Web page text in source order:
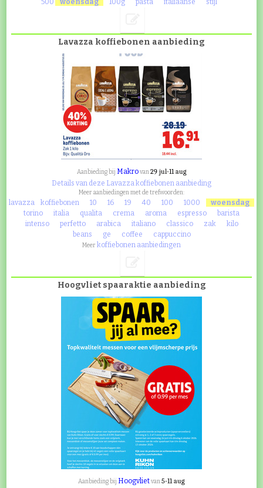
500 woensdag 100g pasta italiaanse stijl
Lavazza koffiebonen aanbieding
Aanbieding bij Makrovan29 jul-11 aug
Details van deze Lavazza koffiebonen aanbieding
Meer aanbiedingen met de trefwoorden:
lavazza koffiebonen 10 16 19 40 100 1000
woensdag
torino
italia qualita crema aroma espresso
barista
intenso
perfetto arabica italiano classico zak
kilo
beans
ge coffee cappuccino
Meer koffiebonen aanbiedingen
Hoogvliet spaaraktie aanbieding
Aanbieding bij Hoogvlietvan5-11 aug